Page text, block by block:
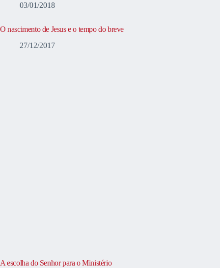
03/01/2018
O nascimento de Jesus e o tempo do breve
27/12/2017
A escolha do Senhor para o Ministério